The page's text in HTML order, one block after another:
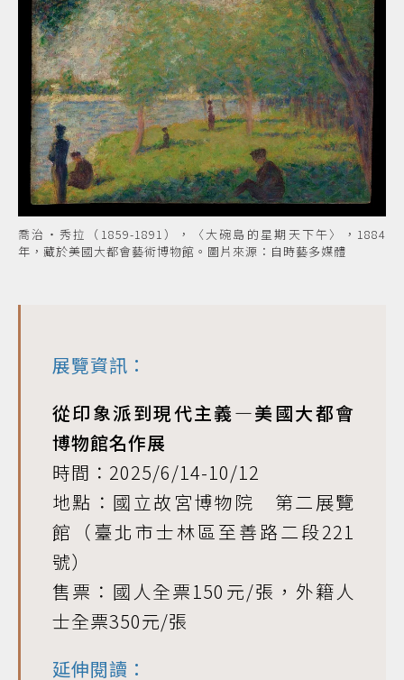
喬治‧秀拉（1859-1891），〈大碗島的星期天下午〉，1884
年，藏於美國大都會藝術博物館。圖片來源：自時藝多媒體
展覽資訊：
從印象派到現代主義—美國大都會
博物館名作展
時間：2025/6/14-10/12
地點：國立故宮博物院 第二展覽
館（臺北市士林區至善路二段221
號）
售票：國人全票150元/張，外籍人
士全票350元/張
延伸閱讀：